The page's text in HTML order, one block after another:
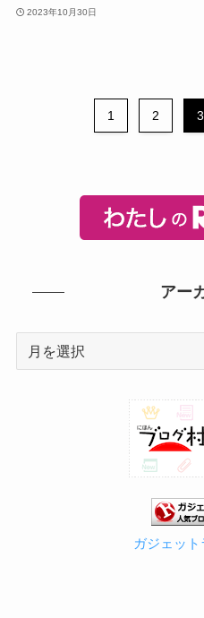
2023年10月30日
1 2 3
アー
ガジェッ